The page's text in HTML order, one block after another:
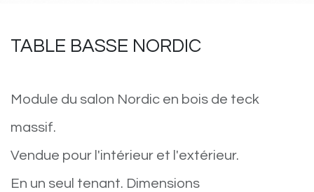
TABLE BASSE NORDIC
Module du salon Nordic en bois de teck
massif.
Vendue pour l'intérieur et l'extérieur.
En un seul tenant. Dimensions